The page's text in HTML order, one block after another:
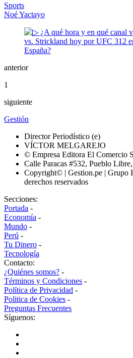
Sports
Noé Yactayo
anterior
1
siguiente
Gestión
Director Periodístico (e)
VÍCTOR MELGAREJO
© Empresa Editora El Comercio
Calle Paracas #532, Pueblo
Copyright© | Gestion.pe | Grupo
derechos reservados
Secciones:
Portada -
Economía -
Mundo -
Perú -
Tu Dinero -
Tecnología
Contacto:
¿Quiénes somos? -
Términos y Condiciones -
Política de Privacidad -
Politica de Cookies -
Preguntas Frecuentes
Síguenos: